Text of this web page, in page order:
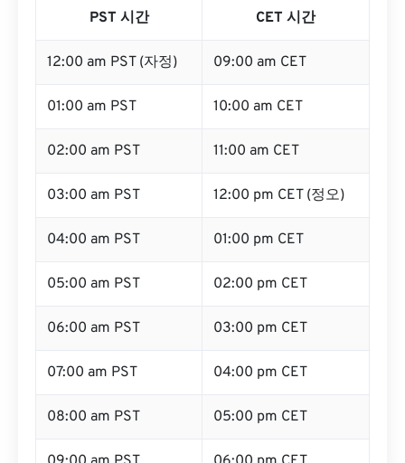
PST 시간 CET 시간
12:00 am PST (자정) 09:00 am CET
01:00 am PST 10:00 am CET
02:00 am PST 11:00 am CET
03:00 am PST 12:00 pm CET (정오)
04:00 am PST 01:00 pm CET
05:00 am PST 02:00 pm CET
06:00 am PST 03:00 pm CET
07:00 am PST 04:00 pm CET
08:00 am PST 05:00 pm CET